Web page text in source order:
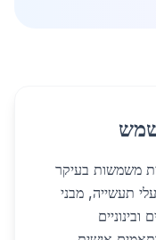
משמשות בעיקר
תעשייה, מבני